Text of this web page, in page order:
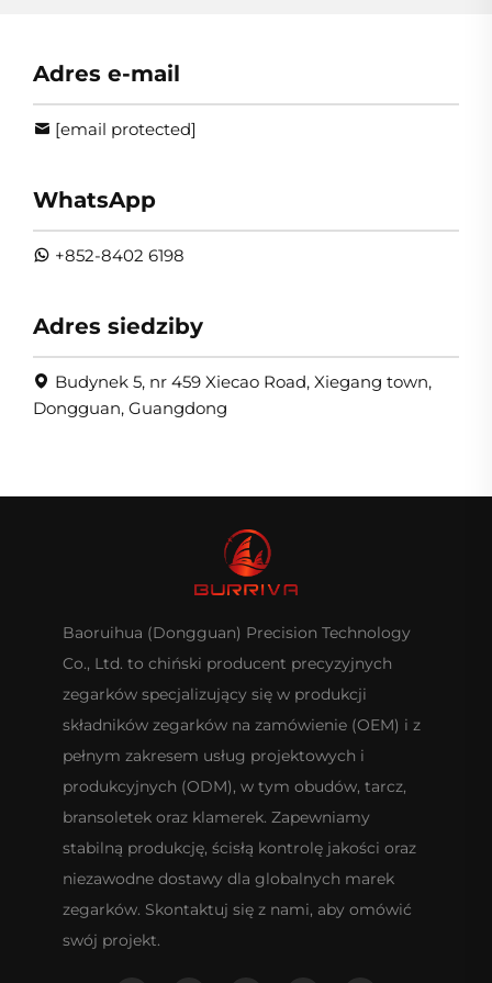
Adres e-mail
[email protected]
WhatsApp
+852-8402 6198
Adres siedziby
Budynek 5, nr 459 Xiecao Road, Xiegang town,
Dongguan, Guangdong
Baoruihua (Dongguan) Precision Technology
Co., Ltd. to chiński producent precyzyjnych
zegarków specjalizujący się w produkcji
składników zegarków na zamówienie (OEM) i z
pełnym zakresem usług projektowych i
produkcyjnych (ODM), w tym obudów, tarcz,
bransoletek oraz klamerek. Zapewniamy
stabilną produkcję, ścisłą kontrolę jakości oraz
niezawodne dostawy dla globalnych marek
zegarków. Skontaktuj się z nami, aby omówić
swój projekt.